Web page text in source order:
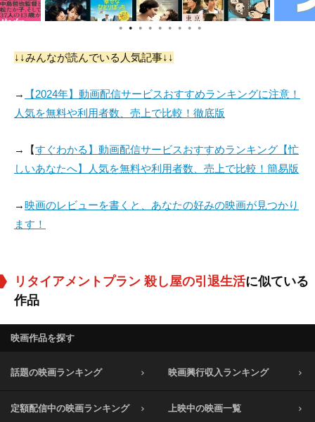
役：Helen 役：Tim
● ● ● ● ● ● ● ● ●
↓↓みんなが読んでいる人気記事↓↓
→
【2024年】動画配信サービスおすすめランキングに注意！
人気を無料や利用者数、売上で比較！徹底版
→【すぐわかる】動画配信サービスおすすめランキング【忙
しいあなたへ】人気を無料や利用者数、売上で比較！簡易版
→映画のレビューを書くと、あなたの好みの映画が見つかり
ます！
リタイアメントプラン 殺し屋の引退生活に似ている
作品
映画作品を探す
話題の映画ランキング 映画興行収入ランキング
定額配信中の映画ランキング 上映中の映画一覧